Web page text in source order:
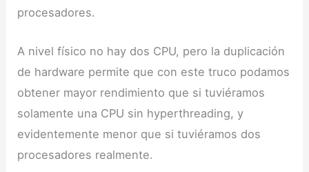
procesadores.
A nivel físico no hay dos CPU, pero la duplicación
de hardware permite que con este truco podamos
obtener mayor rendimiento que si tuviéramos
solamente una CPU sin hyperthreading, y
evidentemente menor que si tuviéramos dos
procesadores realmente.